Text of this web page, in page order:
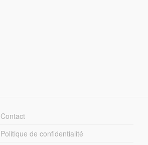
Contact
Politique de confidentialité